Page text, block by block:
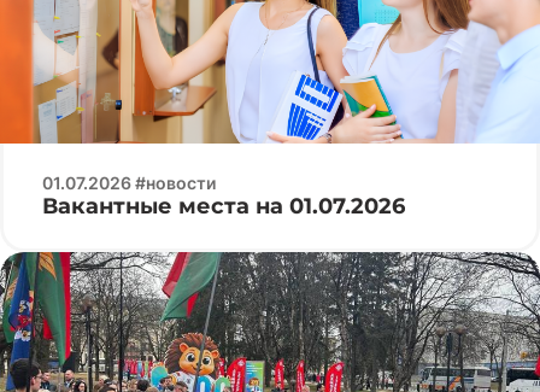
01.07.2026 #новости
Вакантные места на 01.07.2026